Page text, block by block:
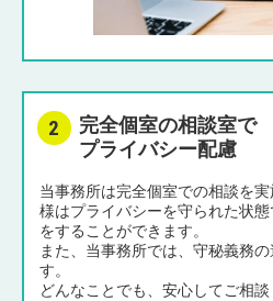
完全個室の相談室で
プライバシー配慮
当事務所は完全個室での相談を
様はプライバシーを守られた状
をすることができます。
また、当事務所では、守秘義務
す。
どんなことでも、安心してご相談